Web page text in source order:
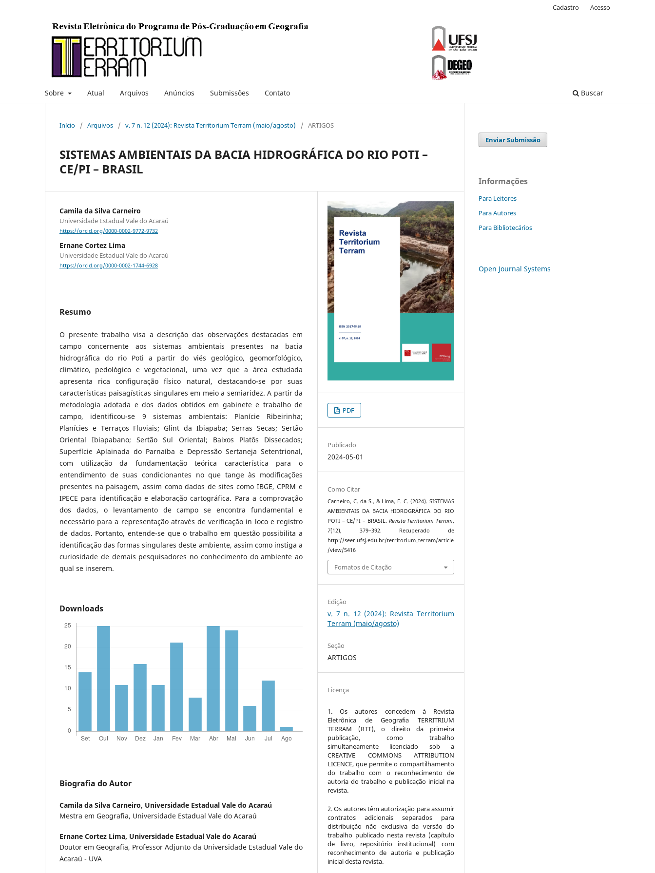
Sobre Atual Arquivos Anúncios Submissões Contato Buscar
Cadastro Acesso
Início / Arquivos / v. 7 n. 12 (2024): Revista Territorium Terram (maio/agosto) / ARTIGOS
SISTEMAS AMBIENTAIS DA BACIA HIDROGRÁFICA DO RIO POTI –
CE/PI – BRASIL
Camila da Silva Carneiro
Universidade Estadual Vale do Acaraú
https://orcid.org/0000-0002-9772-9732
Ernane Cortez Lima
Universidade Estadual Vale do Acaraú
https://orcid.org/0000-0002-1744-6928
Resumo
O presente trabalho visa a descrição das observações destacadas em
campo concernente aos sistemas ambientais presentes na bacia
hidrográfica do rio Poti a partir do viés geológico, geomorfológico,
climático, pedológico e vegetacional, uma vez que a área estudada
apresenta rica configuração físico natural, destacando-se por suas
características paisagísticas singulares em meio a semiaridez. A partir da
metodologia adotada e dos dados obtidos em gabinete e trabalho de
campo, identificou-se 9 sistemas ambientais: Planície Ribeirinha;
Planícies e Terraços Fluviais; Glint da Ibiapaba; Serras Secas; Sertão
Oriental Ibiapabano; Sertão Sul Oriental; Baixos Platôs Dissecados;
Superfície Aplainada do Parnaíba e Depressão Sertaneja Setentrional,
com utilização da fundamentação teórica característica para o
entendimento de suas condicionantes no que tange às modificações
presentes na paisagem, assim como dados de sites como IBGE, CPRM e
IPECE para identificação e elaboração cartográfica. Para a comprovação
dos dados, o levantamento de campo se encontra fundamental e
necessário para a representação através de verificação in loco e registro
de dados. Portanto, entende-se que o trabalho em questão possibilita a
identificação das formas singulares deste ambiente, assim como instiga a
curiosidade de demais pesquisadores no conhecimento do ambiente ao
qual se inserem.
Downloads
Biografia do Autor
Camila da Silva Carneiro, Universidade Estadual Vale do Acaraú
Mestra em Geografia, Universidade Estadual Vale do Acaraú
Ernane Cortez Lima, Universidade Estadual Vale do Acaraú
Doutor em Geografia, Professor Adjunto da Universidade Estadual Vale do
Acaraú - UVA
PDF
Publicado
2024-05-01
Como Citar
Carneiro, C. da S., & Lima, E. C. (2024). SISTEMAS
AMBIENTAIS DA BACIA HIDROGRÁFICA DO RIO
POTI – CE/PI – BRASIL. Revista Territorium Terram,
7(12), 379–392. Recuperado de
http://seer.ufsj.edu.br/territorium_terram/article
/view/5416
Fomatos de Citação
Edição
v. 7 n. 12 (2024): Revista Territorium
Terram (maio/agosto)
Seção
ARTIGOS
Licença
1. Os autores concedem à Revista
Eletrônica de Geografia TERRITRIUM
TERRAM (RTT), o direito da primeira
publicação, como trabalho
simultaneamente licenciado sob a
CREATIVE COMMONS ATTRIBUTION
LICENCE, que permite o compartilhamento
do trabalho com o reconhecimento de
autoria do trabalho e publicação inicial na
revista.
2. Os autores têm autorização para assumir
contratos adicionais separados para
distribuição não exclusiva da versão do
trabalho publicado nesta revista (capítulo
de livro, repositório institucional) com
reconhecimento de autoria e publicação
inicial desta revista.
Enviar Submissão
Informações
Para Leitores
Para Autores
Para Bibliotecários
Open Journal Systems